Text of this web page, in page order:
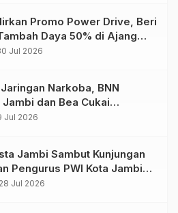
Promo Power Drive, Beri
Daya 50% di Ajang
Jul 2026
Narkoba, BNN
dan Bea Cukai
Sembilan Pelaku beserta
Jul 2026
Jambi Sambut Kunjungan
Pengurus PWI Kota Jambi
dan Kolaborasi
Jul 2026